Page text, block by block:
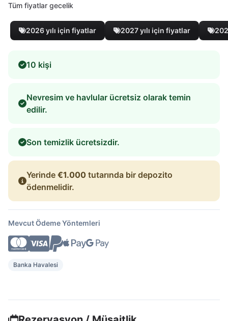
Tüm fiyatlar gecelik
2026 yılı için fiyatlar 2027 yılı için fiyatlar
10 kişi
Nevresim ve havlular ücretsiz olarak temin
edilir.
Son temizlik ücretsizdir.
Yerinde €1.000 tutarında bir depozito
ödenmelidir.
Mevcut Ödeme Yöntemleri
Banka Havalesi